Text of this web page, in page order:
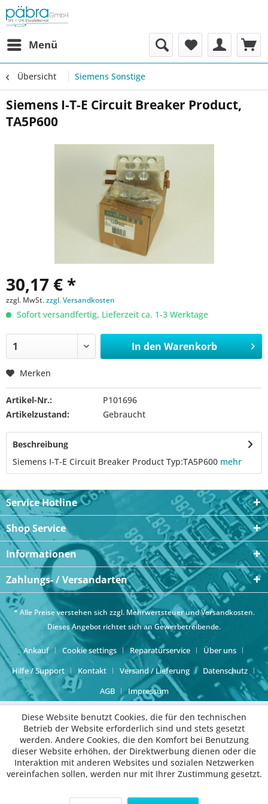
Menü
Übersicht Siemens Sonstige
Siemens I-T-E Circuit Breaker Product,
TA5P600
30,17 € *
zzgl. MwSt.zzgl. Versandkosten
Sofort versandfertig, Lieferzeit ca. 1-3 Werktage
In den Warenkorb
Merken
Artikel-Nr.:
P101696
Artikelzustand:
Gebraucht
Beschreibung
Siemens I-T-E Circuit Breaker Product Typ:TA5P600 mehr
Service Hotline
Shop Service
Informationen
Zahlungs- / Versandarten
* Alle Preise verstehen sich zzgl. Mehrwertsteuer undVersandkosten.
Dieses Angebot richtet sich an Gewerbetreibende.
Ankauf Cookie settings Reparaturservice
Über uns
Hilfe / Support
Kontakt Versand / Lieferung
Datenschutz
AGB
Impressum
Diese Website benutzt Cookies, die für den technischen
Betrieb der Website erforderlich sind und stets gesetzt
werden. Andere Cookies, die den Komfort bei Benutzung
dieser Website erhöhen, der Direktwerbung dienen oder die
Interaktion mit anderen Websites und sozialen Netzwerken
vereinfachen sollen, werden nur mit Ihrer Zustimmung gesetzt.